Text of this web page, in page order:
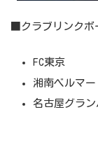
■クラブリンクボ
FC東京
湘南ベルマー
名古屋グラン